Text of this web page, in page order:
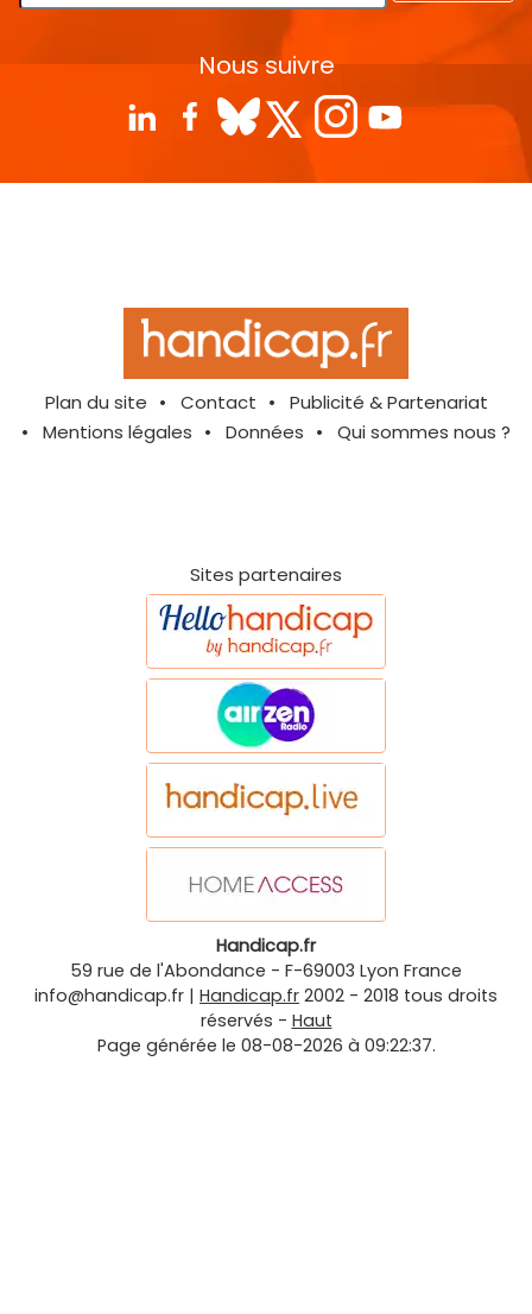
Nous suivre
Plan du site Contact
Publicité & Partenariat
Mentions légales
Données Qui sommes nous ?
Sites partenaires
Handicap.fr
59 rue de l'Abondance - F-69003 Lyon France
info@handicap.fr | Handicap.fr 2002 - 2018 tous droits
réservés - Haut
Page générée le 08-08-2026 à 09:22:37.